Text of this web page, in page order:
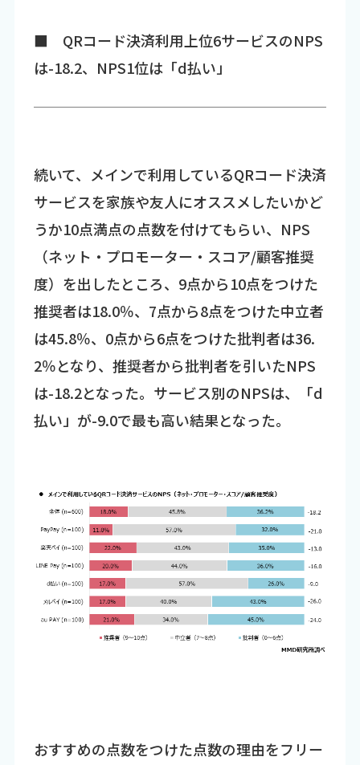
■ QRコード決済利用上位6サービスのNPS
は-18.2、NPS1位は「d払い」
続いて、メインで利用しているQRコード決済
サービスを家族や友人にオススメしたいかど
うか10点満点の点数を付けてもらい、NPS
（ネット・プロモーター・スコア/顧客推奨
度）を出したところ、9点から10点をつけた
推奨者は18.0％、7点から8点をつけた中立者
は45.8％、0点から6点をつけた批判者は36.
2％となり、推奨者から批判者を引いたNPS
は-18.2となった。サービス別のNPSは、「d
払い」が-9.0で最も高い結果となった。
おすすめの点数をつけた点数の理由をフリー